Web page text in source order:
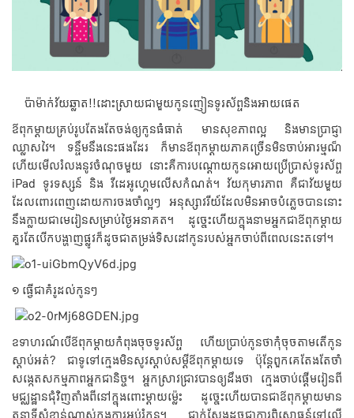
ប៉ាម៉ាក់វ័យឆ្លាត!!ដោះស្រាយជាមួយកូនញៀនទូរស័ព្ទនិងអាយផេត
ឪពុកម្តាយគ្រប់រូបតែងតែចង់ឲ្យកូនធំធាត់ មានសុខភាពល្អ និងមានប្រាជ្ញា
ឈ្លាសវៃ។ ទន្ទឹមនឹងនេះផងដែរ ក៏មានឪពុកម្តាយភាគច្រើនមិនចាប់អារម្មណ៏
ហើយមើលរំលងនូវចំណុចមួយ នោះគឺការបណ្តោយកូនអោយប្រើប្រាស់ទូរស័ព្ទ
iPad ទូរទស្សន៍ និង វីដេអូហ្គេមលើសកំណត់។ វ័យកុមារភាព គឺជាវ័យមួយ
ដែលពោរពេញដោយការចងចាំល្អៗ អនុស្សាវរីយ៍ដែលមិនអាចបំភ្លេចបាននោះ
នឹងក្លាយជាមេរៀនសម្រាប់ថ្ងៃអនាគត។ ដូច្នេះហើយក្នុងនាមអ្នកជាឪពុកម្តាយ
គួរតែបើកបង្ហាញផ្លូវក៏ដូចជាតម្រង់ទិសដៅកូនរបស់អ្នកចាប់ពីពេលនេះតទៅ។
១ ធ្វើជាគំរូដល់កូនៗ
ឧទាហរណ៍បើឪពុកម្តាយកំពុងចុចទូរស័ព្ទ ហើយប្រាប់កូនថាកុំចុចតាមតើកូន
ស្តាប់អត់? ជាទូទៅក្មេងមិនសូវស្តាប់សម្តីឪពុកម្តាយទេ ប៉ុន្តែពួកគេតែងតែចាំ
សង្កេតសកម្មភាពអ្នកជានិច្ច។ អ្នកស្រាវជ្រាវបានឲ្យដឹងថា ក្មេងចាប់ផ្តើមរៀនពី
មជ្ឈដ្ឋានជុំវិញតាំងពីនៅក្នុងពោះម្តាយម្ល៉េះ ដូច្នេះហើយបានជាឪពុកម្តាយមាន